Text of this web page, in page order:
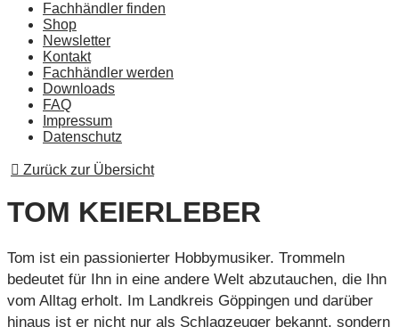
Fachhändler finden
Shop
Newsletter
Kontakt
Fachhändler werden
Downloads
FAQ
Impressum
Datenschutz
Zurück zur Übersicht
TOM KEIERLEBER
Tom ist ein passionierter Hobbymusiker. Trommeln
bedeutet für Ihn in eine andere Welt abzutauchen, die Ihn
vom Alltag erholt. Im Landkreis Göppingen und darüber
hinaus ist er nicht nur als Schlagzeuger bekannt, sondern